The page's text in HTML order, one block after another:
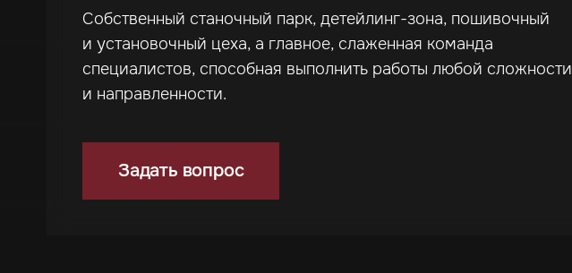
Собственный станочный парк, детейлинг-зона, пошивочный
и установочный цеха, а главное, слаженная команда
специалистов, способная выполнить работы любой сложности
и направленности.
Задать вопрос